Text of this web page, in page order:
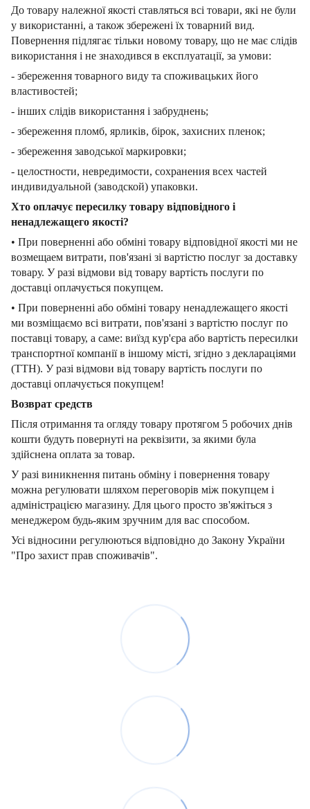
До товару належної якості ставляться всі товари, які не були
у використанні, а також збережені їх товарний вид.
Повернення підлягає тільки новому товару, що не має слідів
використання і не знаходився в експлуатації, за умови:
- збереження товарного виду та споживацьких його
властивостей;
- інших слідів використання і забруднень;
- збереження пломб, ярликів, бірок, захисних пленок;
- збереження заводської маркировки;
- целостности, невредимости, сохранения всех частей
индивидуальной (заводской) упаковки.
Хто оплачує пересилку товару відповідного і
ненадлежащего якості?
• При поверненні або обміні товару відповідної якості ми не
возмещаем витрати, пов'язані зі вартістю послуг за доставку
товару. У разі відмови від товару вартість послуги по
доставці оплачується покупцем.
• При поверненні або обміні товару ненадлежащего якості
ми возміщаємо всі витрати, пов'язані з вартістю послуг по
поставці товару, а саме: виїзд кур'єра або вартість пересилки
транспортної компанії в іншому місті, згідно з деклараціями
(ТТН). У разі відмови від товару вартість послуги по
доставці оплачується покупцем!
Возврат средств
Після отримання та огляду товару протягом 5 робочих днів
кошти будуть повернуті на реквізити, за якими була
здійснена оплата за товар.
У разі виникнення питань обміну і повернення товару
можна регулювати шляхом переговорів між покупцем і
адміністрацією магазину. Для цього просто зв'яжіться з
менеджером будь-яким зручним для вас способом.
Усі відносини регулюються відповідно до Закону України
"Про захист прав споживачів".